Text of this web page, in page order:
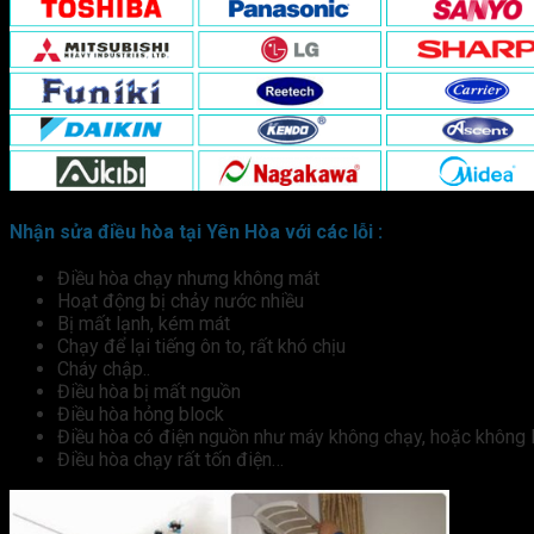
Nhận sửa điều hòa tại Yên Hòa với các lỗi :
Điều hòa chạy nhưng không mát
Hoạt động bị chảy nước nhiều
Bị mất lạnh, kém mát
Chạy để lại tiếng ôn to, rất khó chịu
Cháy chập..
Điều hòa bị mất nguồn
Điều hòa hỏng block
Điều hòa có điện nguồn như máy không chạy, hoặc không
Điều hòa chạy rất tốn điện…